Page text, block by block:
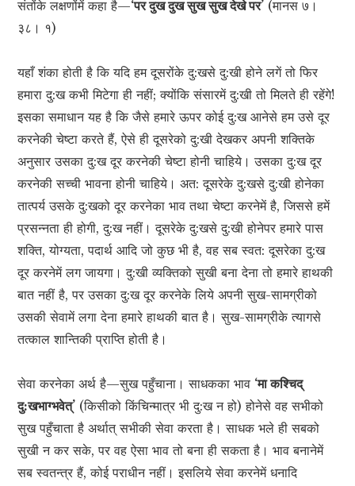
संतोंके लक्षणोंमें कहा है—‘पर दुख दुख सुख सुख देखे पर’ (मानस ७।
३८। १)
यहाँ शंका होती है कि यदि हम दूसरोंके दु:खसे दु:खी होने लगें तो फिर
हमारा दु:ख कभी मिटेगा ही नहीं; क्योंकि संसारमें दु:खी तो मिलते ही रहेंगे!
इसका समाधान यह है कि जैसे हमारे ऊपर कोई दु:ख आनेसे हम उसे दूर
करनेकी चेष्टा करते हैं, ऐसे ही दूसरेको दु:खी देखकर अपनी शक्तिके
अनुसार उसका दु:ख दूर करनेकी चेष्टा होनी चाहिये। उसका दु:ख दूर
करनेकी सच्ची भावना होनी चाहिये। अत: दूसरेके दु:खसे दु:खी होनेका
तात्पर्य उसके दु:खको दूर करनेका भाव तथा चेष्टा करनेमें है, जिससे हमें
प्रसन्नता ही होगी, दु:ख नहीं। दूसरेके दु:खसे दु:खी होनेपर हमारे पास
शक्ति, योग्यता, पदार्थ आदि जो कुछ भी है, वह सब स्वत: दूसरेका दु:ख
दूर करनेमें लग जायगा। दु:खी व्यक्तिको सुखी बना देना तो हमारे हाथकी
बात नहीं है, पर उसका दु:ख दूर करनेके लिये अपनी सुख-सामग्रीको
उसकी सेवामें लगा देना हमारे हाथकी बात है। सुख-सामग्रीके त्यागसे
तत्काल शान्तिकी प्राप्ति होती है।
सेवा करनेका अर्थ है—सुख पहुँचाना। साधकका भाव ‘मा कश्चिद्
दु:खभाग्भवेत्’ (किसीको किंचिन्मात्र भी दु:ख न हो) होनेसे वह सभीको
सुख पहुँचाता है अर्थात् सभीकी सेवा करता है। साधक भले ही सबको
सुखी न कर सके, पर वह ऐसा भाव तो बना ही सकता है। भाव बनानेमें
सब स्वतन्त्र हैं, कोई पराधीन नहीं। इसलिये सेवा करनेमें धनादि